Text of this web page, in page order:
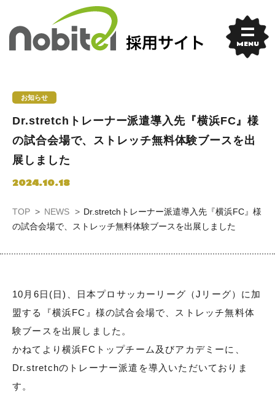
content
MENU
お知らせ
Dr.stretchトレーナー派遣導入先『横浜FC』様
の試合会場で、ストレッチ無料体験ブースを出
展しました
2024.10.18
TOP NEWS
Dr.stretchトレーナー派遣導入先『横浜FC』様
の試合会場で、ストレッチ無料体験ブースを出展しました
10月6日(日)、日本プロサッカーリーグ（Jリーグ）に加
盟する『横浜FC』様の試合会場で、ストレッチ無料体
験ブースを出展しました。
かねてより横浜FCトップチーム及びアカデミーに、
Dr.stretchのトレーナー派遣を導入いただいておりま
す。